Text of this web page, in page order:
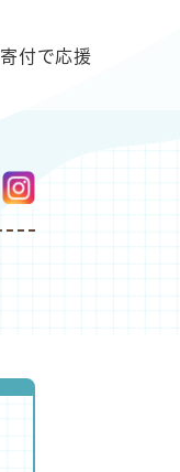
寄付で応援